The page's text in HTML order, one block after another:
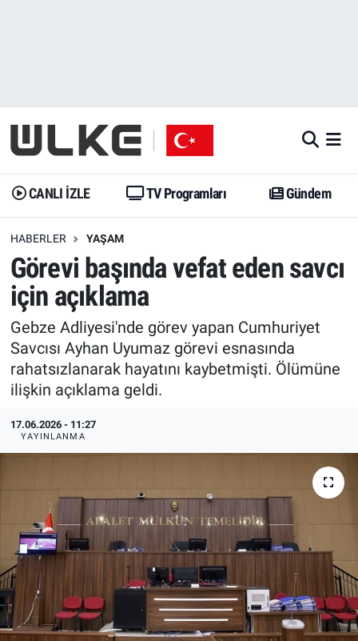
CANLI İZLE TV Programları Gündem
HABERLER YAŞAM
Görevi başında vefat eden savcı
için açıklama
Gebze Adliyesi'nde görev yapan Cumhuriyet
Savcısı Ayhan Uyumaz görevi esnasında
rahatsızlanarak hayatını kaybetmişti. Ölümüne
ilişkin açıklama geldi.
17.06.2026 - 11:27
YAYINLANMA
Gündem
Dünya
Erişim Bilgileri
Ekonomi
Trend
Özel Haberler
Yazarlar
Gündem
Trend
Erişim Bilgileri
Spor
Ekonomi
Dünya
Medya
Kadın
Erişim Bilgileri
Sağlık
Teknoloji
İstanbul Namaz Vakitleri
Trafik Durumu
Erişim Bilgileri
Tüm Manşetler
Son Dakika Haberleri
Haber Arşivi